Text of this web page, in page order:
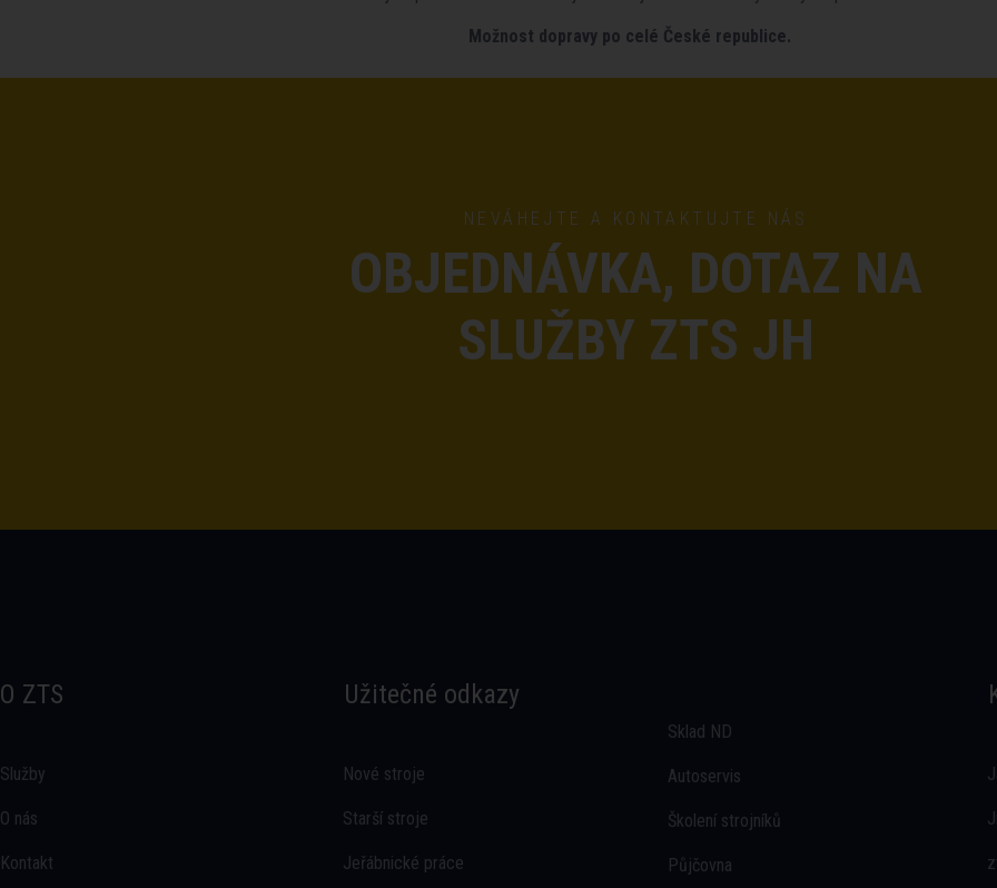
Možnost dopravy po celé České republice.
NEVÁHEJTE A KONTAKTUJTE NÁS
OBJEDNÁVKA, DOTAZ NA
SLUŽBY ZTS JH
O ZTS
Služby
O nás
Kontakt
Užitečné odkazy
Nové stroje
Starší stroje
Jeřábnické práce
Sklad ND
Autoservis
Školení strojníků
Půjčovna